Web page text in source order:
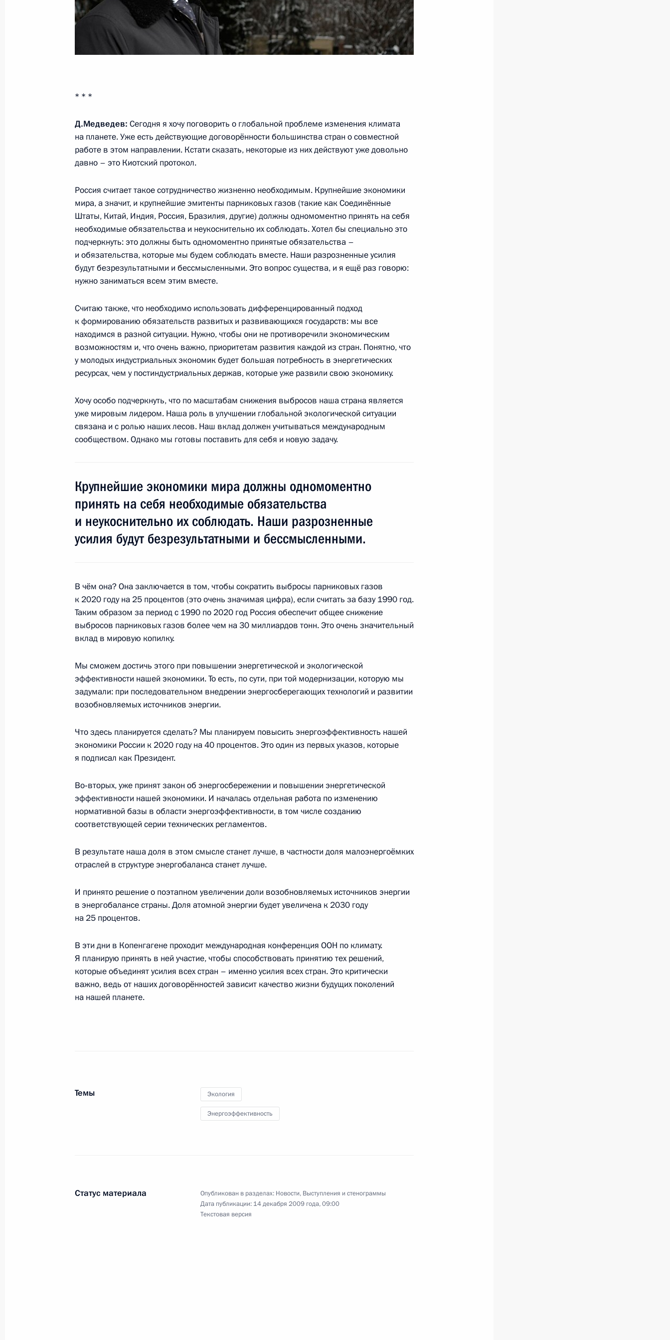
Дмитрий Медведев принял в Кремле Премьер-министра
Вьетнама Нгуен Тан Зунга
15 декабря 2009 года, 13:00 Москва, Кремль
2
Выдержки из стенографического отчёта о встрече
научного сообщества
15 декабря 2009 года, 12:36 Москва, Российская академия наук
Учреждён Кубок Президента России по гребным видам спорта
15 декабря 2009 года, 09:00
14 декабря 2009 года, понедельник
Встреча с Президентом Хорватии Стипе Месичем
1
Рабочая встреча с губернатором Приморского края Сергеем
Дарькиным
14 декабря 2009 года, 17:30 Московская область, Горки
1
Рабочая встреча с Министром экономического развития
Эльвирой Набиуллиной
14 декабря 2009 года, 17:00 Московская область, Горки
Глобальные климатические проблемы должны стать стимулом
к повышению конкурентоспособности экономики
14 декабря 2009 года, 15:00 Московская область, Горки
14 декабря 2009 года, 14:20
Дмитрий Медведев поздравил Сергея Багапша с переизбранием
14 декабря 2009 года, 13:50
конференции «Идеи Сахарова сегодня»
14 декабря 2009 года, 13:15 Москва
Президент произвёл кадровые назначения в Федеральной
службе исполнения наказаний
14 декабря 2009 года, 12:50
Крупнейшие эмитенты парниковых газов должны одномоментно
14 декабря 2009 года, 09:00
12 декабря 2009 года, суббота
Состоялся телефонный разговор Дмитрия Медведева
с Президентом США Бараком Обамой
12 декабря 2009 года, 22:30
15 декабря 2009 года Дмитрий Медведев примет Премьер-
* * *
Д.Медведев: Сегодня я хочу поговорить о глобальной проблеме изменения климата
на планете. Уже есть действующие договорённости большинства стран о совместной
работе в этом направлении. Кстати сказать, некоторые из них действуют уже довольно
давно – это Киотский протокол.
Россия считает такое сотрудничество жизненно необходимым. Крупнейшие экономики
мира, а значит, и крупнейшие эмитенты парниковых газов (такие как Соединённые
Штаты, Китай, Индия, Россия, Бразилия, другие) должны одномоментно принять на себя
необходимые обязательства и неукоснительно их соблюдать. Хотел бы специально это
подчеркнуть: это должны быть одномоментно принятые обязательства –
и обязательства, которые мы будем соблюдать вместе. Наши разрозненные усилия
будут безрезультатными и бессмысленными. Это вопрос существа, и я ещё раз говорю:
нужно заниматься всем этим вместе.
Считаю также, что необходимо использовать дифференцированный подход
к формированию обязательств развитых и развивающихся государств: мы все
находимся в разной ситуации. Нужно, чтобы они не противоречили экономическим
возможностям и, что очень важно, приоритетам развития каждой из стран. Понятно, что
у молодых индустриальных экономик будет большая потребность в энергетических
ресурсах, чем у постиндустриальных держав, которые уже развили свою экономику.
Хочу особо подчеркнуть, что по масштабам снижения выбросов наша страна является
уже мировым лидером. Наша роль в улучшении глобальной экологической ситуации
связана и с ролью наших лесов. Наш вклад должен учитываться международным
сообществом. Однако мы готовы поставить для себя и новую задачу.
Крупнейшие экономики мира должны одномоментно
принять на себя необходимые обязательства
и неукоснительно их соблюдать. Наши разрозненные
усилия будут безрезультатными и бессмысленными.
В чём она? Она заключается в том, чтобы сократить выбросы парниковых газов
к 2020 году на 25 процентов (это очень значимая цифра), если считать за базу 1990 год.
Таким образом за период с 1990 по 2020 год Россия обеспечит общее снижение
выбросов парниковых газов более чем на 30 миллиардов тонн. Это очень значительный
вклад в мировую копилку.
Мы сможем достичь этого при повышении энергетической и экологической
эффективности нашей экономики. То есть, по сути, при той модернизации, которую мы
задумали: при последовательном внедрении энергосберегающих технологий и развитии
возобновляемых источников энергии.
Что здесь планируется сделать? Мы планируем повысить энергоэффективность нашей
экономики России к 2020 году на 40 процентов. Это один из первых указов, которые
я подписал как Президент.
Во‑вторых, уже принят закон об энергосбережении и повышении энергетической
эффективности нашей экономики. И началась отдельная работа по изменению
нормативной базы в области энергоэффективности, в том числе созданию
соответствующей серии технических регламентов.
В результате наша доля в этом смысле станет лучше, в частности доля малоэнергоёмких
отраслей в структуре энергобаланса станет лучше.
И принято решение о поэтапном увеличении доли возобновляемых источников энергии
в энергобалансе страны. Доля атомной энергии будет увеличена к 2030 году
на 25 процентов.
В эти дни в Копенгагене проходит международная конференция ООН по климату.
Я планирую принять в ней участие, чтобы способствовать принятию тех решений,
которые объединят усилия всех стран – именно усилия всех стран. Это критически
важно, ведь от наших договорённостей зависит качество жизни будущих поколений
на нашей планете.
Темы Экология
Энергоэффективность
Статус материала Опубликован в разделах: Новости, Выступления и стенограммы
Дата публикации: 14 декабря 2009 года, 09:00
Текстовая версия